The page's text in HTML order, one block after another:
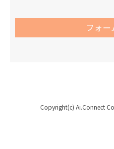
Copyright(c) Ai.Connect